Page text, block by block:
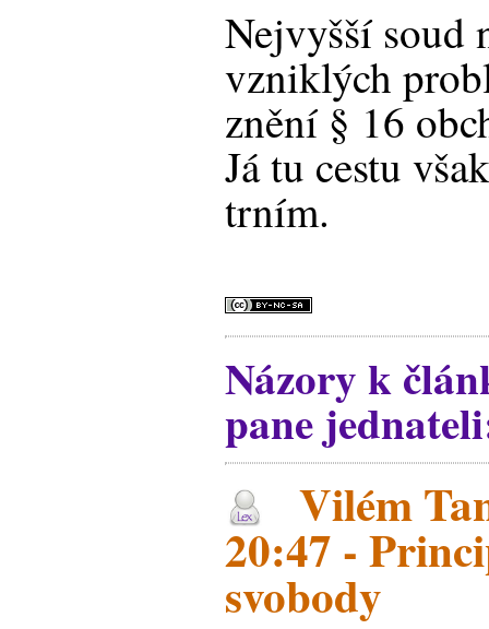
Nejvyšší soud
vzniklých
znění § 16
Já tu cestu
trním.
Názory k
pane
Vilém
20:47 -
svobody